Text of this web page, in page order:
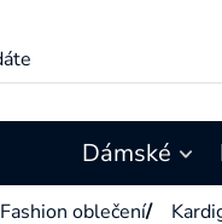
Dámské
Fashion oblečení/